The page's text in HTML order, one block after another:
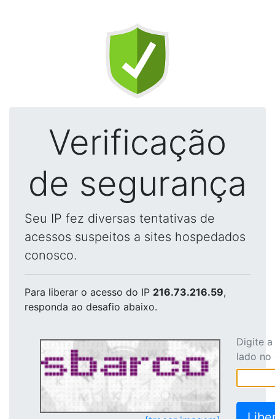
Verificação
de segurança
Seu IP fez diversas tentativas de
acessos suspeitos a sites hospedados
conosco.
Para liberar o acesso do IP 216.73.216.59,
responda ao desafio abaixo.
Digite
lado no